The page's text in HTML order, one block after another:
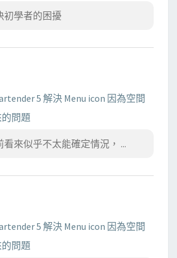
初學者的困擾
5 解決 Menu icon 因為空間
問題
來似乎不太能確定情況， ...
5 解決 Menu icon 因為空間
問題